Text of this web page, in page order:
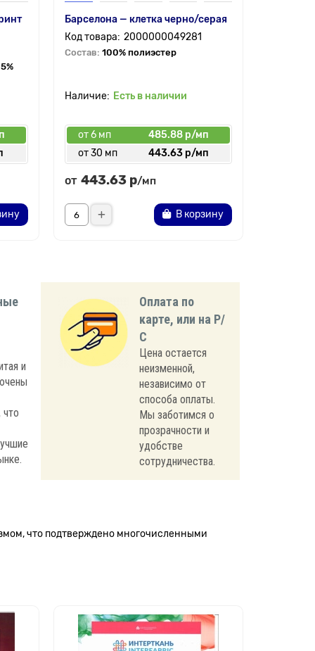
Барселона — клетка черно/серая
2000000049281
Состав: 100% полиэстер
Есть в наличии
от 6 мп
485.88 р/мп
от 30 мп
443.63 р/мп
от 443.63 р/мп
В корзину
и
что
Оплата по
карте, или на Р/
С
Цена остается
неизменной,
независимо от
способа оплаты.
Мы заботимся о
прозрачности и
удобстве
сотрудничества.
что подтверждено многочисленными